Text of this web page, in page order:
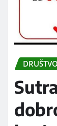
DRUŠTVO